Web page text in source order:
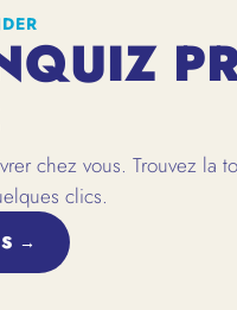
chez vous. Trouvez la
clics.
→